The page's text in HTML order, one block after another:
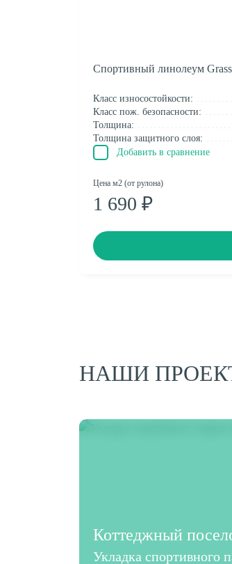
Спортивный линолеум
Класс износостойкости:
Класс пож. безопасности:
Толщина:
Толщина защитного слоя:
Добавить в сравнение
Цена м2 (от рулона)
1 690 ₽
НАШИ
Коттеджный
Укладка спортивного